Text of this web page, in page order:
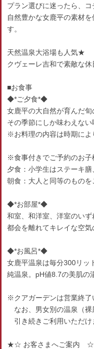
プラン選びに迷ったら、
自然豊かな女鹿平の素材
す。
天然温泉大浴場も人気★
クヴェーレ吉和で素敵な
■お食事
◆*ご夕食*◆
女鹿平の大自然が育んだ
その季節にしか味わえない
※お料理の内容は時期によ
※食事付きでご予約のお
夕食：小学生はステーキ
朝食：大人と同等のものを
◆*お部屋*◆
和室、和洋室、洋室のいず
都会を離れてキレイな空
◆*お風呂*◆
女鹿平温泉は毎分300リッ
純温泉。pH値8.7の美肌の
※クアガーデンは営業終了
なお、男女別の温泉（裸
引き続きご利用いただけ
★☆ お客さまへご案内